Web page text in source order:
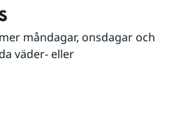
måndagar, onsdagar och
väder- eller